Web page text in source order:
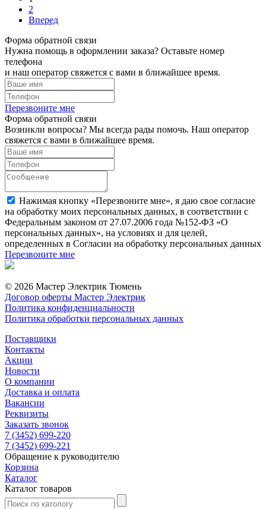
2
Вперед
Форма обратной связи
Нужна помощь в оформлении заказа? Оставьте номер
телефона
и наш оператор свяжется с вами в ближайшее время.
Перезвоните мне
Форма обратной связи
Возникли вопросы? Мы всегда рады помочь. Наш оператор
свяжется с вами в ближайшее время.
Нажимая кнопку «Перезвоните мне», я даю свое согласие
на обработку моих персональных данных, в соответствии с
Федеральным законом от 27.07.2006 года №152-ФЗ «О
персональных данных», на условиях и для целей,
определенных в Согласии на обработку персональных данных
Перезвоните мне
© 2026 Мастер Электрик Тюмень
Договор оферты Мастер Электрик
Политика конфиденциальности
Политика обработки персональных данных
Поставщики
Контакты
Акции
Новости
О компании
Доставка и оплата
Вакансии
Реквизиты
Заказать звонок
7 (3452) 699-220
7 (3452) 699-221
Обращение к руководителю
Корзина
Каталог
Каталог товаров